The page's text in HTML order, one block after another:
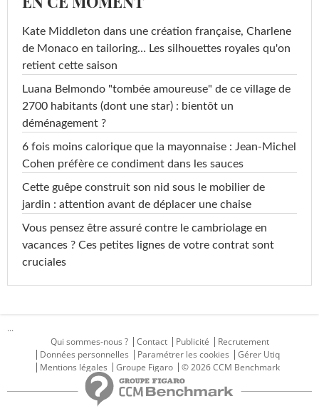
Kate Middleton dans une création française, Charlene
de Monaco en tailoring… Les silhouettes royales qu'on
retient cette saison
Luana Belmondo "tombée amoureuse" de ce village de
2700 habitants (dont une star) : bientôt un
déménagement ?
6 fois moins calorique que la mayonnaise : Jean-Michel
Cohen préfère ce condiment dans les sauces
Cette guêpe construit son nid sous le mobilier de
jardin : attention avant de déplacer une chaise
Vous pensez être assuré contre le cambriolage en
vacances ? Ces petites lignes de votre contrat sont
cruciales
...
Qui sommes-nous ?
Contact Publicité
Recrutement
Données personnelles
Paramétrer les cookies
Gérer Utiq
Mentions légales
Groupe Figaro © 2026 CCM Benchmark